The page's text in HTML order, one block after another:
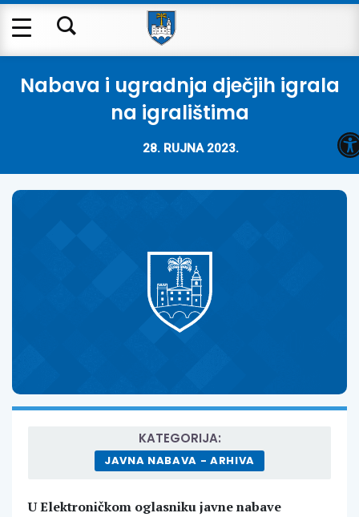
Nabava i ugradnja dječjih igrala
na igralištima
28. RUJNA 2023.
KATEGORIJA:
JAVNA NABAVA - ARHIVA
U Elektroničkom oglasniku javne nabave